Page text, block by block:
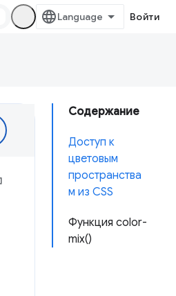
Войти
Содержание
Доступ к
цветовым
пространства
м из CSS
Функция color-
mix()